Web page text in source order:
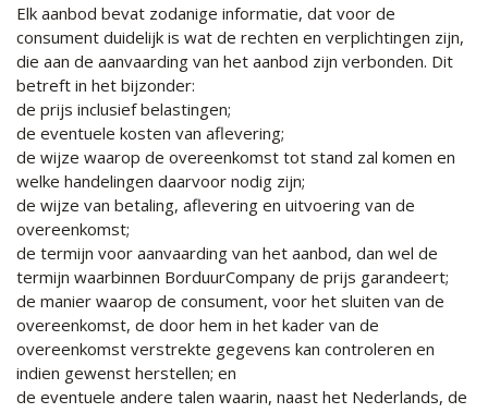
Elk aanbod bevat zodanige informatie, dat voor de
consument duidelijk is wat de rechten en verplichtingen zijn,
die aan de aanvaarding van het aanbod zijn verbonden. Dit
betreft in het bijzonder:
de prijs inclusief belastingen;
de eventuele kosten van aflevering;
de wijze waarop de overeenkomst tot stand zal komen en
welke handelingen daarvoor nodig zijn;
de wijze van betaling, aflevering en uitvoering van de
overeenkomst;
de termijn voor aanvaarding van het aanbod, dan wel de
termijn waarbinnen BorduurCompany de prijs garandeert;
de manier waarop de consument, voor het sluiten van de
overeenkomst, de door hem in het kader van de
overeenkomst verstrekte gegevens kan controleren en
indien gewenst herstellen; en
de eventuele andere talen waarin, naast het Nederlands, de